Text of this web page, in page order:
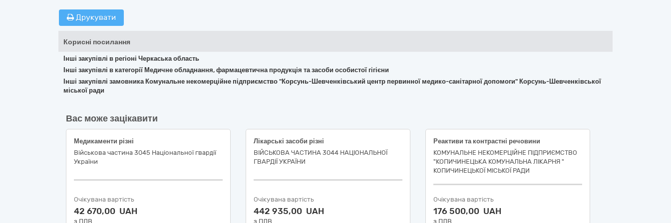
Друкувати
Корисні посилання
Інші закупівлі в регіоні Черкаська область
Інші закупівлі в категорії Медичне обладнання, фармацевтична продукція та засоби особистої гігієни
Інші закупівлі замовника Комунальне некомерційне підприємство "Корсунь-Шевченківський центр первинної медико-санітарної допомоги" Корсунь-Шевченківської
міської ради
Вас може зацікавити
Медикаменти різні
Військова частина 3045 Національної гвардії
України
Очікувана вартість
42 670,00 UAH
з ПДВ
Лікарські засоби різні
ВІЙСЬКОВА ЧАСТИНА 3044 НАЦІОНАЛЬНОЇ
ГВАРДІЇ УКРАЇНИ
Очікувана вартість
442 935,00 UAH
з ПДВ
Реактиви та контрастні речовини
КОМУНАЛЬНЕ НЕКОМЕРЦІЙНЕ ПІДПРИЄМСТВО
"КОПИЧИНЕЦЬКА КОМУНАЛЬНА ЛІКАРНЯ "
КОПИЧИНЕЦЬКОЇ МІСЬКОЇ РАДИ
Очікувана вартість
176 500,00 UAH
з ПДВ